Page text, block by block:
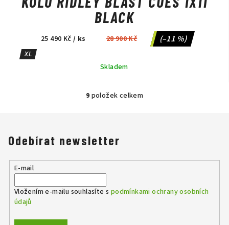
BLACK
25 490 Kč / ks 28 900 Kč (–11 %)
XL
Skladem
O
á
d
a
p
9 položek celkem
Odebírat newsletter
E-mail
Vložením e-mailu souhlasíte s podmínkami ochrany osobních
údajů